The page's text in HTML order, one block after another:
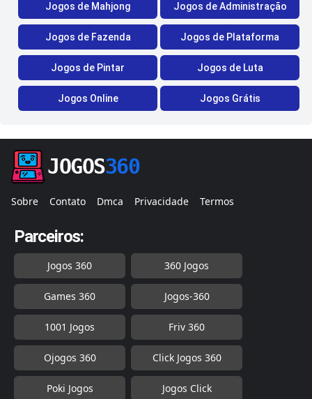
Jogos de Mahjong Jogos de Administração
Jogos de Fazenda Jogos de Plataforma
Jogos de Pintar Jogos de Luta
Jogos Online Jogos Grátis
JOGOS360
Sobre Contato Dmca Privacidade Termos
Parceiros:
Jogos 360 360 Jogos
Games 360 Jogos-360
1001 Jogos Friv 360
Ojogos 360 Click Jogos 360
Poki Jogos Jogos Click